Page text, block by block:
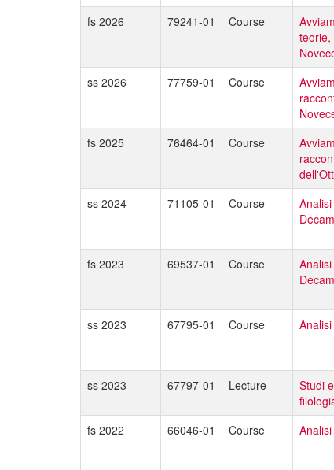
fs 2026
79241-01 Course
teorie,
ss 2026
77759-01 Course
fs 2025
76464-01 Course
ss 2024
71105-01 Course
fs 2023
69537-01 Course
ss 2023
67795-01 Course
ss 2023
67797-01 Lecture
Studi
fs 2022 66046-01 Course